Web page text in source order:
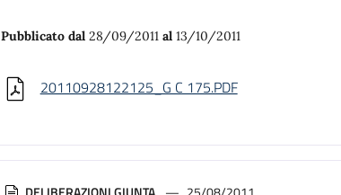
Pubblicato dal 28/09/2011 al13/10/2011
20110928122125_G C 175.PDF